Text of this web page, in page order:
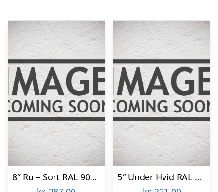
8″ Ru – Sort RAL 9005 22×200 Færdigmalet Træbeklædning
5″ Under Hvid RAL 9010 Færdigmalet Stern brædder